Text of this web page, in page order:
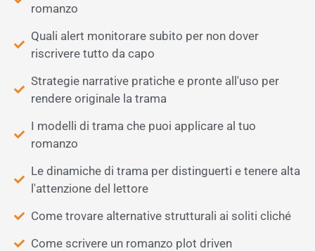
romanzo
Quali alert monitorare subito per non dover
riscrivere tutto da capo
Strategie narrative pratiche e pronte all'uso per
rendere originale la trama
I modelli di trama che puoi applicare al tuo
romanzo
Le dinamiche di trama per distinguerti e tenere alta
l'attenzione del lettore
Come trovare alternative strutturali ai soliti cliché
Come scrivere un romanzo plot driven